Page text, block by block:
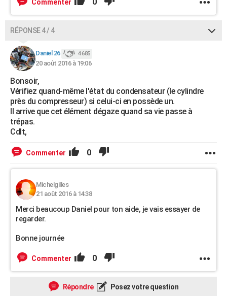
Commenter
RÉPONSE 4 / 4
Daniel 26 4 685
20 août 2016 à 19:06
Bonsoir,
Vérifiez quand-même l'état du condensateur (le cylindre
près du compresseur) si celui-ci en possède un.
Il arrive que cet élément dégaze quand sa vie passe à
trépas.
Cdlt,
Commenter 0
Michelgilles
21 août 2016 à 14:38
Merci beaucoup Daniel pour ton aide, je vais essayer de
regarder.
Bonne journée
Commenter 0
Répondre Posez votre question